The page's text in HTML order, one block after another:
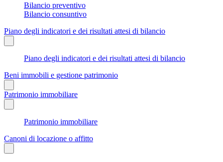
Bilancio preventivo
Bilancio consuntivo
Piano degli indicatori e dei risultati attesi di bilancio
Piano degli indicatori e dei risultati attesi di bilancio
Beni immobili e gestione patrimonio
Patrimonio immobiliare
Patrimonio immobiliare
Canoni di locazione o affitto